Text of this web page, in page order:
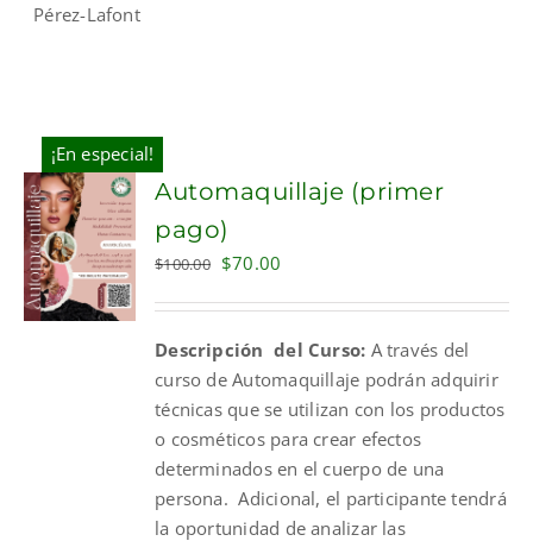
Pérez-Lafont
¡En especial!
CART
Automaquillaje (primer
pago)
$100.00 Original
$100.00.
$70.00
$70.00.
Descripción del Curso: A través del
curso de Automaquillaje podrán adquirir
técnicas que se utilizan con los productos
o cosméticos para crear efectos
determinados en el cuerpo de una
persona. Adicional, el participante tendrá
la oportunidad de analizar las